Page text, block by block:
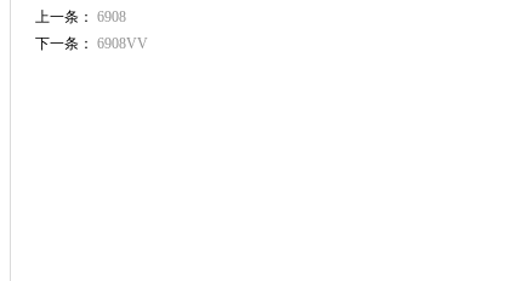
上一条： 6908
下一条： 6908VV